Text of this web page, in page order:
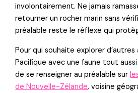
involontairement. Ne jamais
retourner un rocher marin sans
préalable reste le réflexe qui
Pour qui souhaite explorer d’autres
Pacifique avec une faune tout
de se renseigner au préalable sur
de Nouvelle-Zélande, voisine